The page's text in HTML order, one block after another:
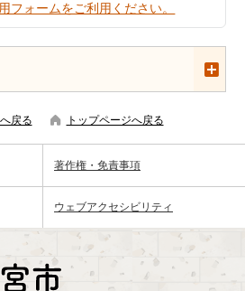
フォームをご利用ください。
戻る トップページへ戻る
著作権・免責事項
ウェブアクセシビリティ